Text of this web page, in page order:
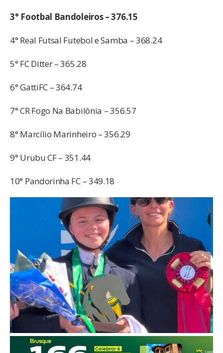
3° Footbal Bandoleiros – 376.15
4° Real Futsal Futebol e Samba – 368.24
5° FC Ditter – 365.28
6° GattiFC – 364.74
7° CR Fogo Na Babilônia – 356.57
8° Marcílio Marinheiro – 356.29
9° Urubu CF – 351.44
10° Pandorinha FC – 349.18